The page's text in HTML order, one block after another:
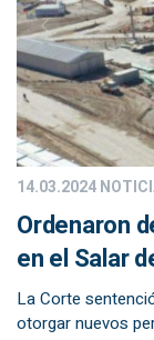
14.03.2024
Ordenaron
en el Salar
La Corte
otorgar nuevos